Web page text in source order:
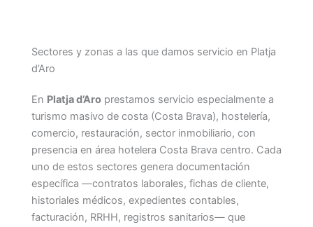
Sectores y zonas a las que damos servicio en Platja
d’Aro
En Platja d’Aro prestamos servicio especialmente a
turismo masivo de costa (Costa Brava), hostelería,
comercio, restauración, sector inmobiliario, con
presencia en área hotelera Costa Brava centro. Cada
uno de estos sectores genera documentación
específica —contratos laborales, fichas de cliente,
historiales médicos, expedientes contables,
facturación, RRHH, registros sanitarios— que